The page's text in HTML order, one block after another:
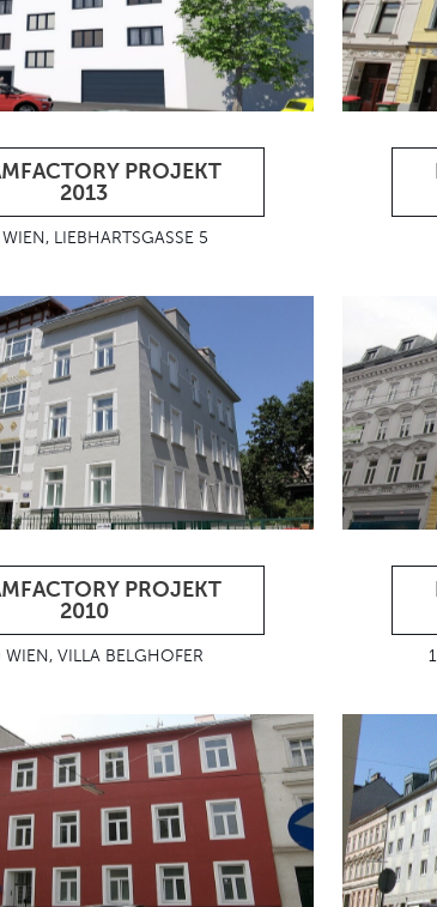
PROJEKT
2013
LIEBHARTSGASSE 5
PROJEKT
2010
WIEN, VILLA BELGHOFER